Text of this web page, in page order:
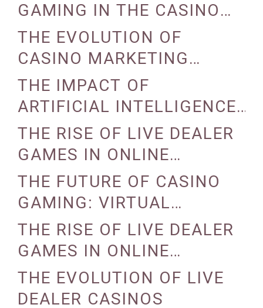
GAMING IN THE CASINO
INDUSTRY
THE EVOLUTION OF
CASINO MARKETING
STRATEGIES
THE IMPACT OF
ARTIFICIAL INTELLIGENCE
ON CASINO OPERATIONS
THE RISE OF LIVE DEALER
GAMES IN ONLINE
CASINOS
THE FUTURE OF CASINO
GAMING: VIRTUAL
REALITY AND AUGMENTED
REALITY
THE RISE OF LIVE DEALER
GAMES IN ONLINE
CASINOS
THE EVOLUTION OF LIVE
DEALER CASINOS